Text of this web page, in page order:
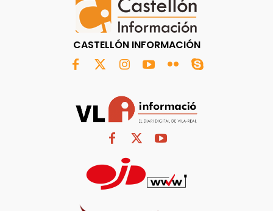
CASTELLÓN INFORMACIÓN